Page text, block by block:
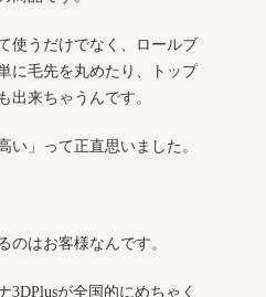
使うだけでなく、ロールブ
に毛先を丸めたり、トップ
出来ちゃうんです。
い」って正直思いました。
のはお客様なんです。
3DPlusが全国的にめちゃく